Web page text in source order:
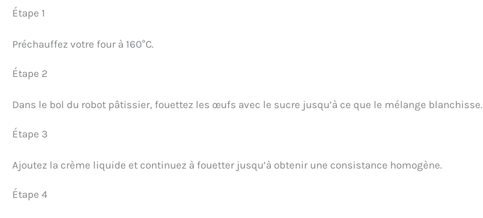
Étape 1
Préchauffez votre four à 160°C.
Étape 2
Dans le bol du robot pâtissier, fouettez les œufs avec le sucre jusqu’à ce que le mélange blanchisse.
Étape 3
Ajoutez la crème liquide et continuez à fouetter jusqu’à obtenir une consistance homogène.
Étape 4